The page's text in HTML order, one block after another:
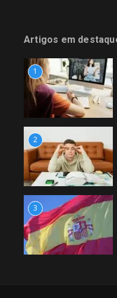
Artigos em
1
2
3